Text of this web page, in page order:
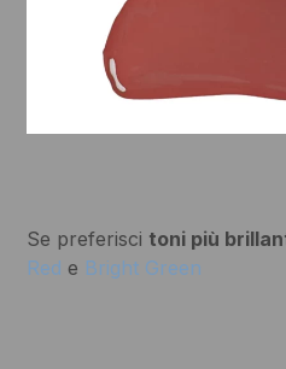
Se preferisci toni più
Red e Bright Green